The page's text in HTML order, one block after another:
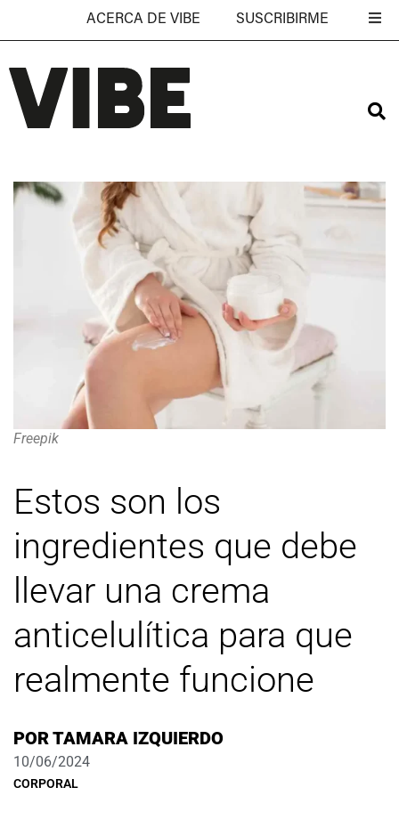
ACERCA DE VIBE SUSCRIBIRME
Freepik
Estos son los
ingredientes que debe
llevar una crema
anticelulítica para que
realmente funcione
PORTAMARA IZQUIERDO
10/06/2024
CORPORAL